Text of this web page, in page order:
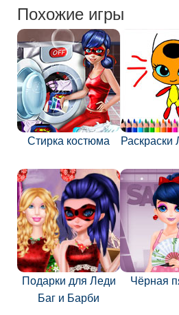
Похожие игры
Стирка костюма Раскраски
Подарки для Леди
Баг и Барби
Чёрная